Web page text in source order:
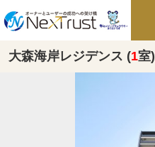
大森海岸レジデンス (1室)